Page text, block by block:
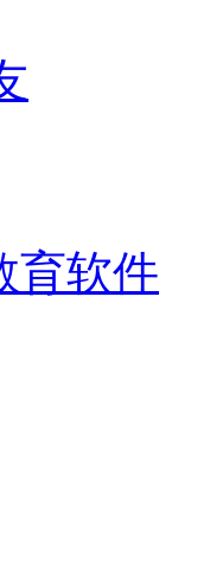
育软件